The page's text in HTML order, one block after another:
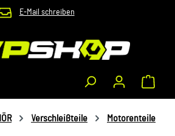
E-Mail schreiben
Verschleißteile
Motorenteile